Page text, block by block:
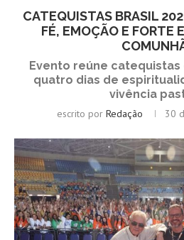
CATEQUISTAS BRASIL
FÉ, EMOÇÃO E FORTE
Evento reúne
quatro dias de
vivência
escrito por Redação 30